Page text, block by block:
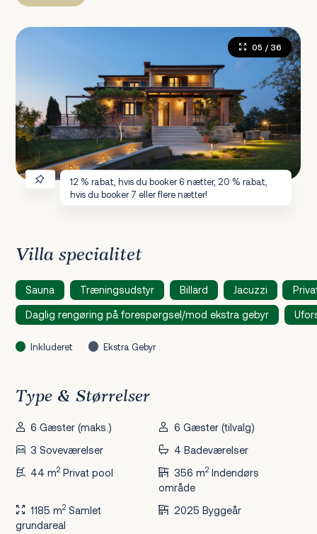
12 % rabat, hvis du booker 6 nætter, 20 % rabat,
hvis du booker 7 eller flere nætter!
05 / 36
Villa specialitet
Sauna Træningsudstyr Billard Jacuzzi
Daglig rengøring på forespørgsel/mod ekstra gebyr
Inkluderet Ekstra Gebyr
Type & Størrelser
6 Gæster (maks.)
6 Gæster (tilvalg)
3 Soveværelser
4 Badeværelser
44 m2 Privat pool 356 m2Indendørs
område
1185 m2 Samlet
grundareal
2025 Byggeår